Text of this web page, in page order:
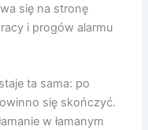
się na stronę
i progów alarmu
ta sama: po
się skończyć.
w łamanym